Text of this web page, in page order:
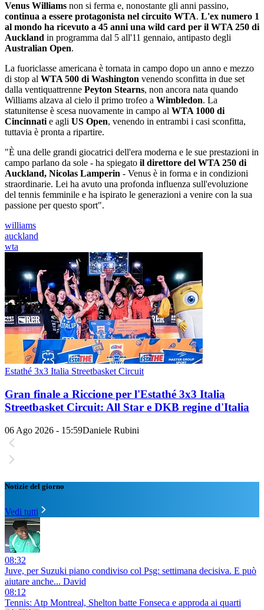
Venus Williams non si ferma e, nonostante gli anni passino,
continua a essere protagonista nel circuito WTA. L'ex numero 1
al mondo ha ricevuto a 45 anni una wild card per il WTA 250 di
Auckland in programma dal 5 all'11 gennaio, antipasto degli
Australian Open.
La fuoriclasse americana è tornata in campo dopo un anno e mezzo
di stop al WTA 500 di Washington venendo sconfitta in due set
dalla ventiquattrenne Peyton Stearns, non ancora nata quando
Williams alzava al cielo il primo trofeo a Wimbledon. La
statunitense è scesa nuovamente in campo al WTA 1000 di
Cincinnati e agli US Open, venendo in entrambi i casi sconfitta,
tuttavia è pronta a ripartire.
"È una delle grandi giocatrici dell'era moderna e le sue prestazioni in
campo parlano da sole - ha spiegato il direttore del WTA 250 di
Auckland, Nicolas Lamperin - Venus è in forma e in condizioni
straordinarie. Lei ha avuto una profonda influenza sull'evoluzione
del tennis femminile e ha ispirato le generazioni a venire con la sua
passione per questo sport".
williams
auckland
wta
Estathé 3x3 Italia Streetbasket Circuit
Gran finale a Riccione per l'Estathé 3x3 Italia
Streetbasket Circuit: All Star e DKB regine d'Italia
06 Ago 2026 - 15:59Daniele Rubini
Notizie del giorno
Vedi tutti
08:32
Juve, per Suzuki piano condiviso col Psg: settimana decisiva. E può
aiutare anche... David
08:12
Tennis: Atp Montreal, Shelton batte Fonseca e approda ai quarti